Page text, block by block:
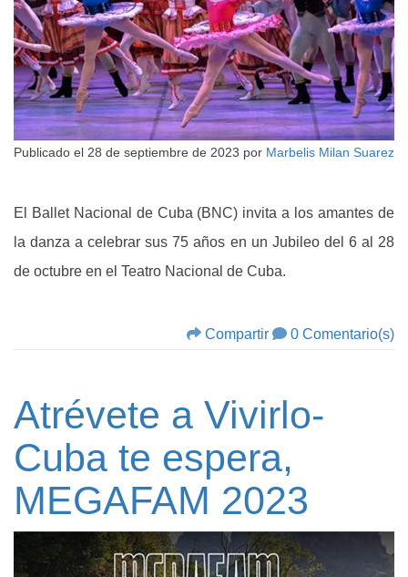
Publicado el 28 de septiembre de 2023 por Marbelis Milan Suarez
El Ballet Nacional de Cuba (BNC) invita a los amantes de
la danza a celebrar sus 75 años en un Jubileo del 6 al 28
de octubre en el Teatro Nacional de Cuba.
Compartir 0 Comentario(s)
Atrévete a Vivirlo-
Cuba te espera,
MEGAFAM 2023